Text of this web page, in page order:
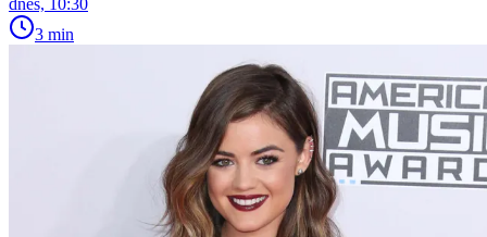
3 min